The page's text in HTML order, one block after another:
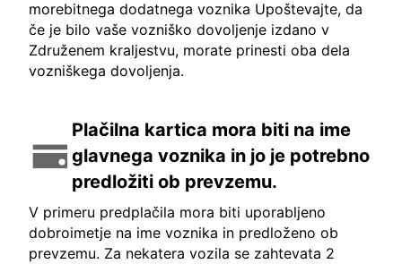
morebitnega dodatnega voznika Upoštevajte, da
če je bilo vaše vozniško dovoljenje izdano v
Združenem kraljestvu, morate prinesti oba dela
vozniškega dovoljenja.
Plačilna kartica mora biti na ime
glavnega voznika in jo je potrebno
predložiti ob prevzemu.
V primeru predplačila mora biti uporabljeno
dobroimetje na ime voznika in predloženo ob
prevzemu. Za nekatera vozila se zahtevata 2